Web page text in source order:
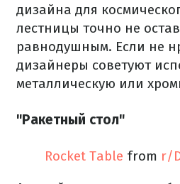
дизайна для
лестницы точно не
равнодушным. Если не
дизайнеры советуют
металлическую или
"Ракетный стол"
Rocket Table from r/